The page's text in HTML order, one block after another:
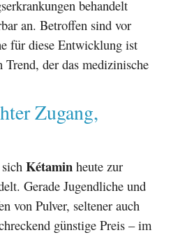
behandelt
an. Betroffen sind vor
für diese Entwicklung ist
Trend, der das medizinische
Zugang,
Kétamin heute zur
Gerade Jugendliche und
von Pulver, seltener auch
günstige Preis – im